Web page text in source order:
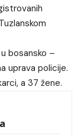
bosansko –
uprava policije.
a 37 žene.